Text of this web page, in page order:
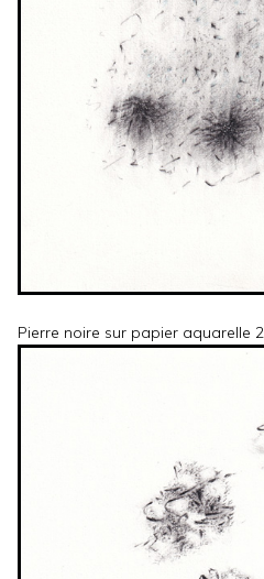
Pierre noire sur papier aquarelle